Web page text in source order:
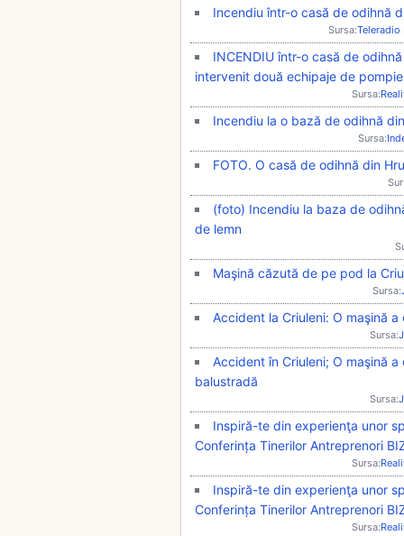
Incendiu într-o casă de odihnă
Sursa:
INCENDIU într-o casă de
intervenit două echipaje de
Sursa:
Incendiu la o bază de odihnă
Sursa:
FOTO. O casă de odihnă din
(foto) Incendiu la baza de
de lemn
Maşină căzută de pe pod la
Sursa:
Accident la Criuleni: O maşină
Sursa:
Accident în Criuleni; O maşină
balustradă
Sursa:
Inspiră-te din experienţa unor
Conferința Tinerilor Antreprenori
Sursa:
Inspiră-te din experienţa unor
Conferința Tinerilor Antreprenori
Sursa: